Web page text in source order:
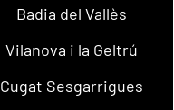
Badia del Vallès
Vilanova i la Geltrú
Cugat Sesgarrigues